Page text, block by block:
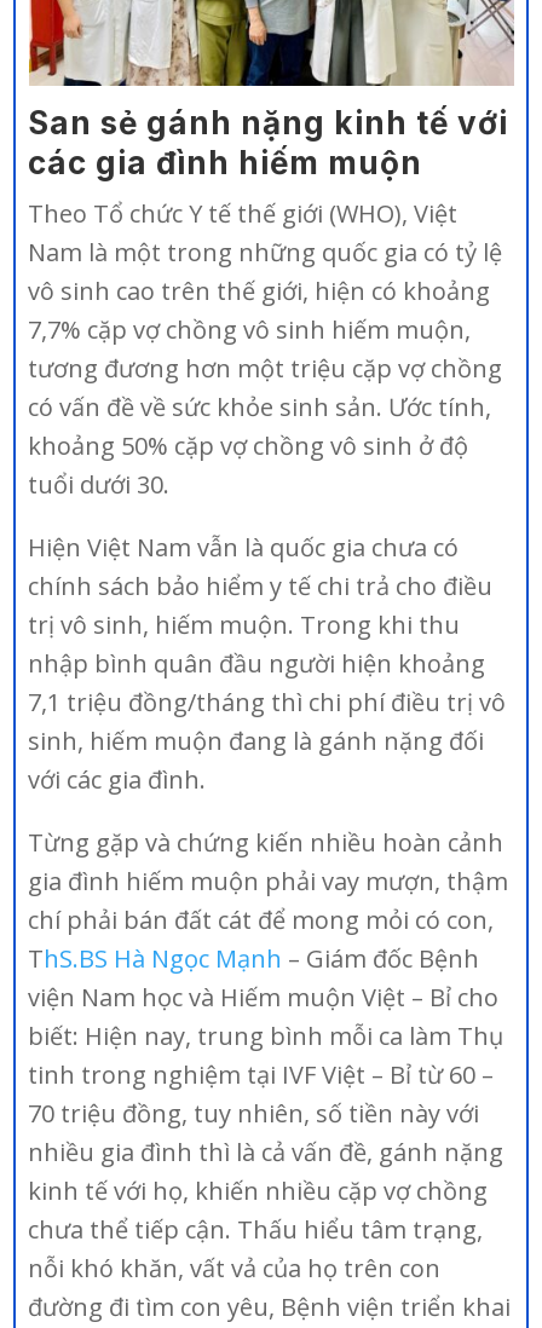
San sẻ gánh nặng kinh tế với
các gia đình hiếm muộn
Theo Tổ chức Y tế thế giới (WHO), Việt
Nam là một trong những quốc gia có tỷ lệ
vô sinh cao trên thế giới, hiện có khoảng
7,7% cặp vợ chồng vô sinh hiếm muộn,
tương đương hơn một triệu cặp vợ chồng
có vấn đề về sức khỏe sinh sản. Ước tính,
khoảng 50% cặp vợ chồng vô sinh ở độ
tuổi dưới 30.
Hiện Việt Nam vẫn là quốc gia chưa có
chính sách bảo hiểm y tế chi trả cho điều
trị vô sinh, hiếm muộn. Trong khi thu
nhập bình quân đầu người hiện khoảng
7,1 triệu đồng/tháng thì chi phí điều trị vô
sinh, hiếm muộn đang là gánh nặng đối
với các gia đình.
Từng gặp và chứng kiến nhiều hoàn cảnh
gia đình hiếm muộn phải vay mượn, thậm
chí phải bán đất cát để mong mỏi có con,
ThS.BS Hà Ngọc Mạnh – Giám đốc Bệnh
viện Nam học và Hiếm muộn Việt – Bỉ cho
biết: Hiện nay, trung bình mỗi ca làm Thụ
tinh trong nghiệm tại IVF Việt – Bỉ từ 60 –
70 triệu đồng, tuy nhiên, số tiền này với
nhiều gia đình thì là cả vấn đề, gánh nặng
kinh tế với họ, khiến nhiều cặp vợ chồng
chưa thể tiếp cận. Thấu hiểu tâm trạng,
nỗi khó khăn, vất vả của họ trên con
đường đi tìm con yêu, Bệnh viện triển khai